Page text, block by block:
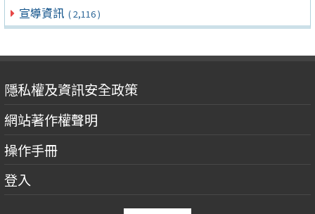
宣導資訊 ( 2,116 )
隱私權及資訊安全政策
網站著作權聲明
操作手冊
登入